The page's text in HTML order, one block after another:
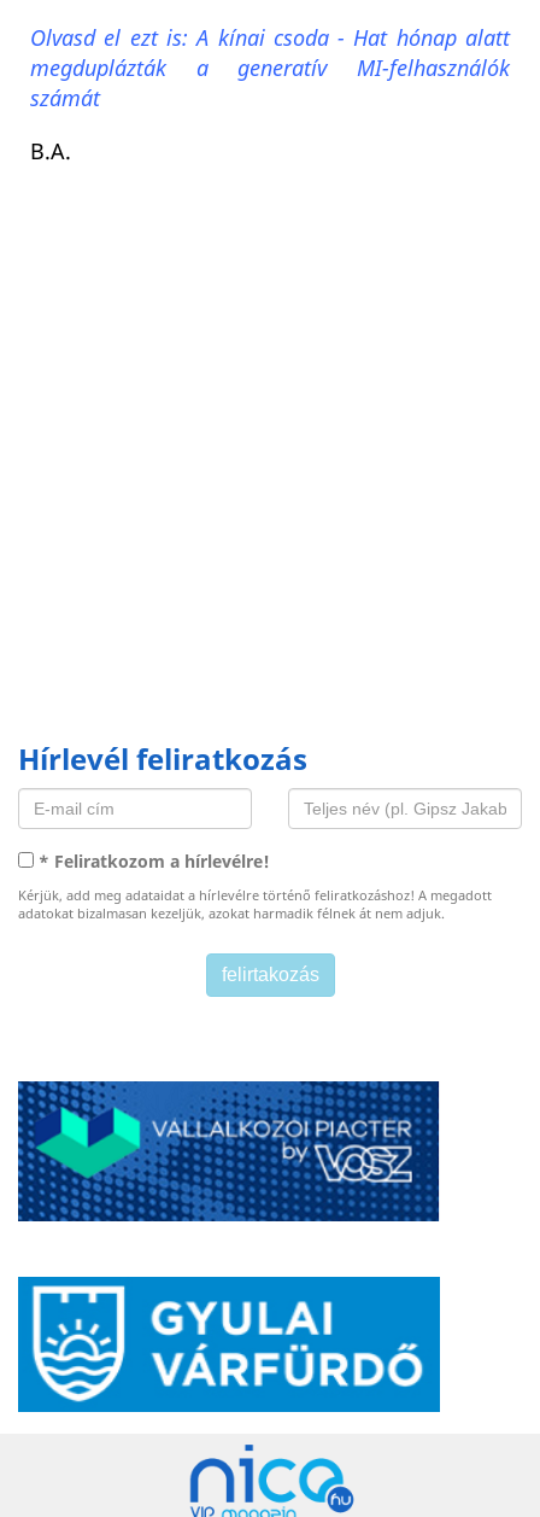
Olvasd el ezt is: A kínai csoda - Hat hónap alatt
megduplázták a generatív MI-felhasználók
számát
B.A.
Hírlevél feliratkozás
* Feliratkozom a hírlevélre!
Kérjük, add meg adataidat a hírlevélre történő feliratkozáshoz! A megadott
adatokat bizalmasan kezeljük, azokat harmadik félnek át nem adjuk.